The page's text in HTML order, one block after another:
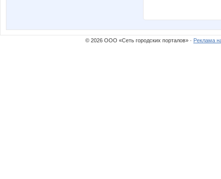
© 2026 ООО «Сеть городских порталов» · Реклама